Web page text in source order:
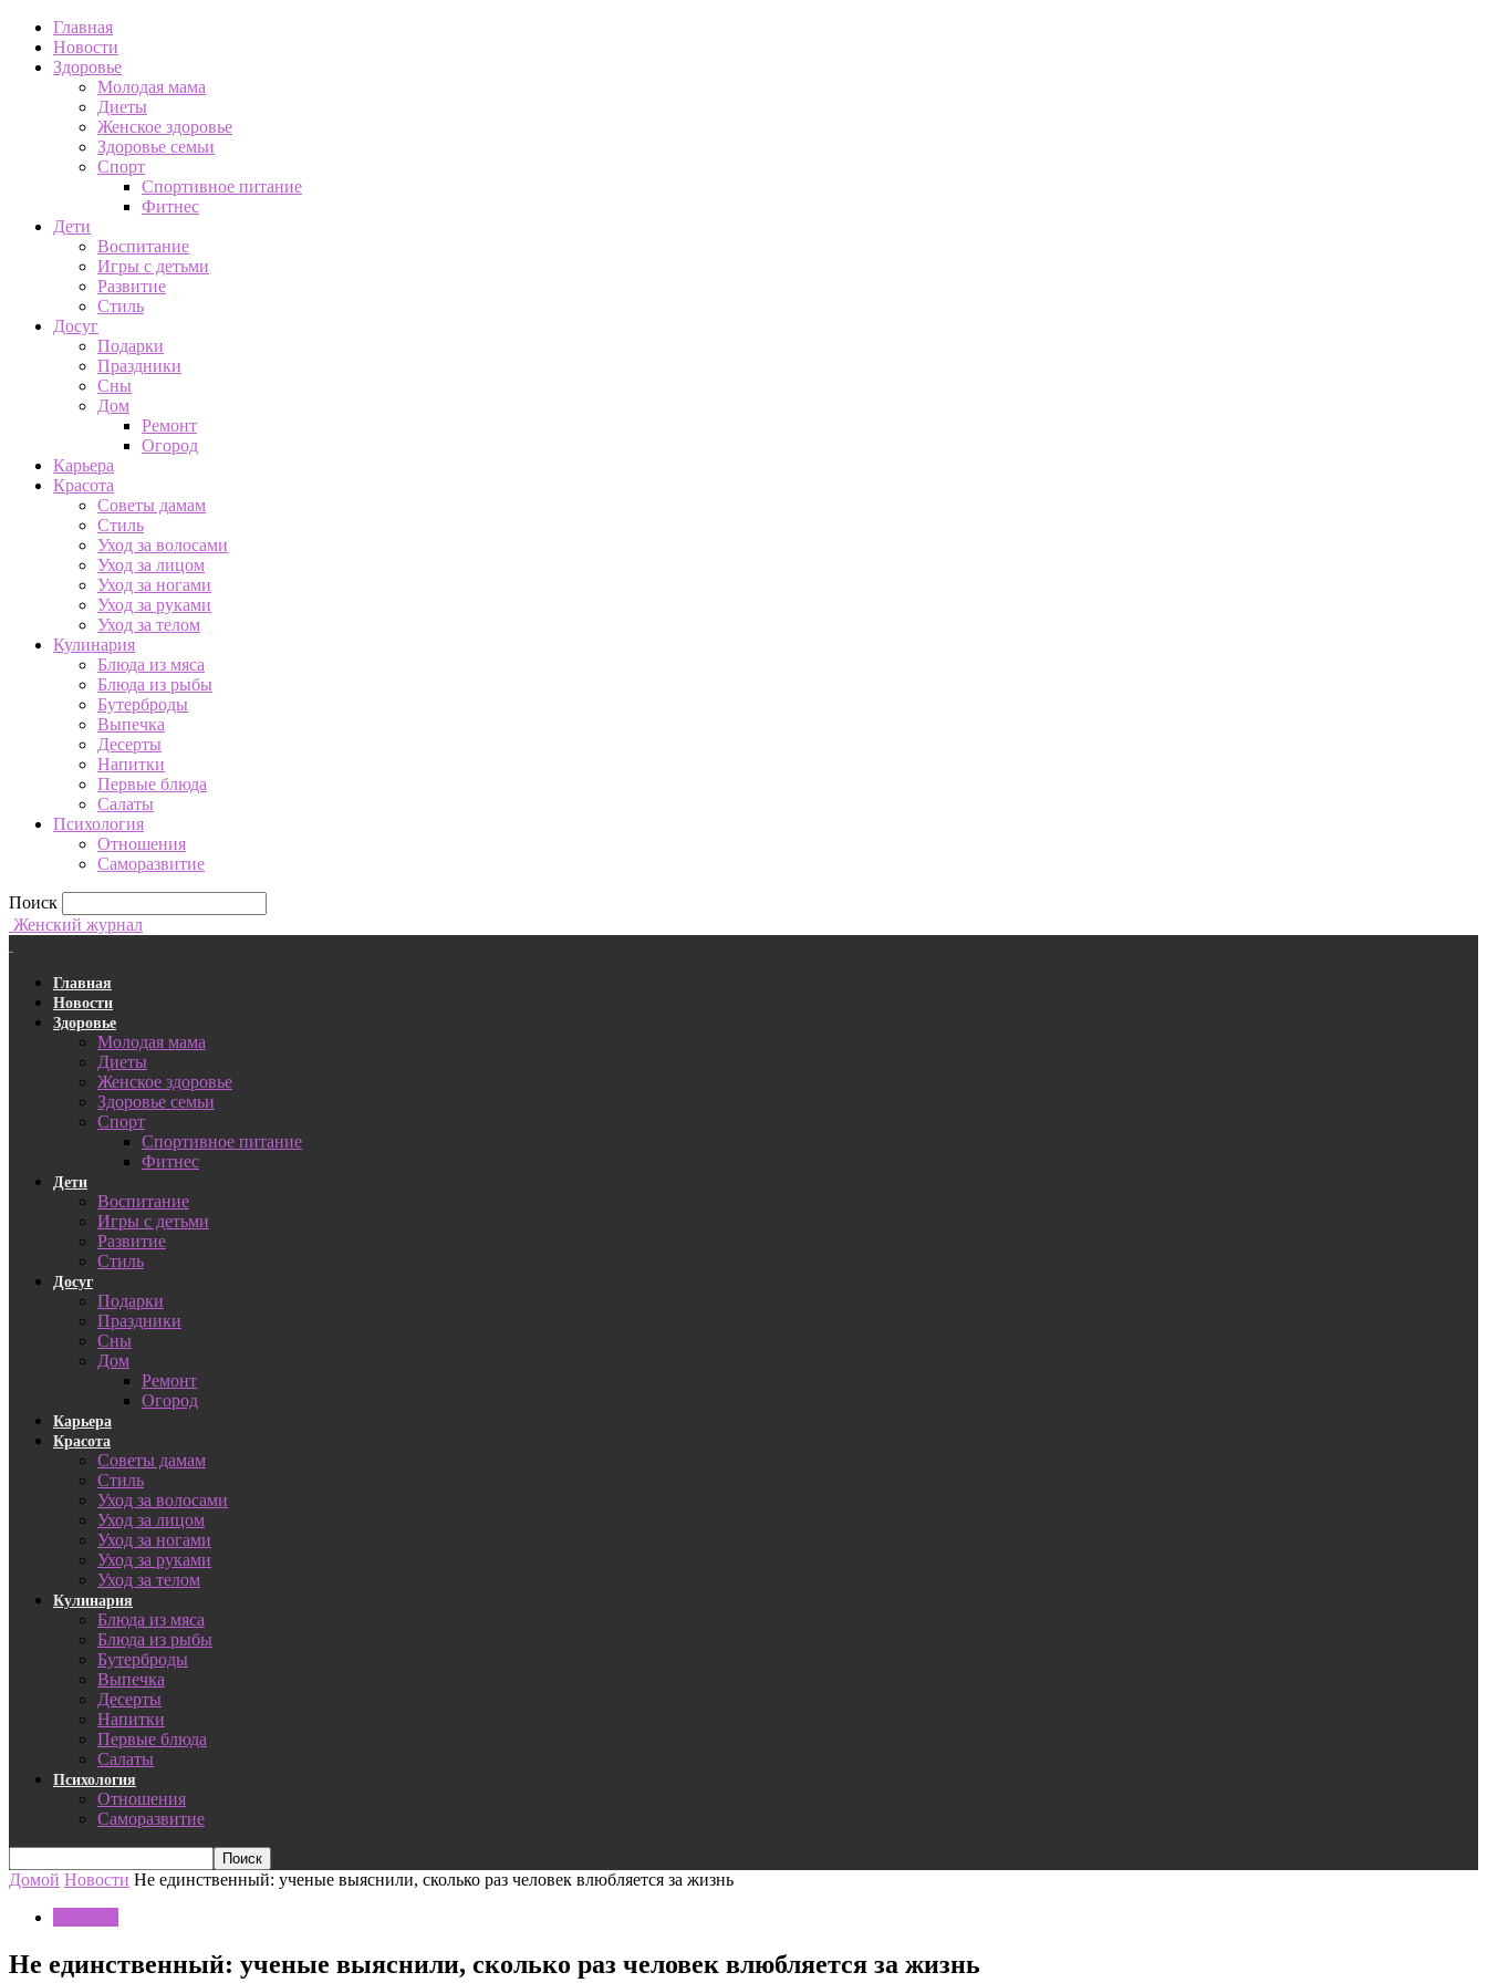
Главная
Новости
Здоровье
Молодая мама
Диеты
Женское здоровье
Здоровье семьи
Спорт
Спортивное питание
Фитнес
Дети
Воспитание
Игры с детьми
Развитие
Стиль
Досуг
Подарки
Праздники
Сны
Дом
Ремонт
Огород
Карьера
Красота
Советы дамам
Стиль
Уход за волосами
Уход за лицом
Уход за ногами
Уход за руками
Уход за телом
Кулинария
Блюда из мяса
Блюда из рыбы
Бутерброды
Выпечка
Десерты
Напитки
Первые блюда
Салаты
Психология
Отношения
Саморазвитие
Поиск
Женский журнал
Главная
Новости
Здоровье
Молодая мама
Диеты
Женское здоровье
Здоровье семьи
Спорт
Спортивное питание
Фитнес
Дети
Воспитание
Игры с детьми
Развитие
Стиль
Досуг
Подарки
Праздники
Сны
Дом
Ремонт
Огород
Карьера
Красота
Советы дамам
Стиль
Уход за волосами
Уход за лицом
Уход за ногами
Уход за руками
Уход за телом
Кулинария
Блюда из мяса
Блюда из рыбы
Бутерброды
Выпечка
Десерты
Напитки
Первые блюда
Салаты
Психология
Отношения
Саморазвитие
Домой Новости Не единственный: ученые выяснили, сколько раз человек влюбляется за жизнь
Не единственный: ученые выяснили, сколько раз человек влюбляется за жизнь